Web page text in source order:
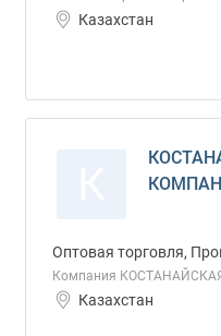
Казахстан
Оптовая торговля,
Компания
Казахстан